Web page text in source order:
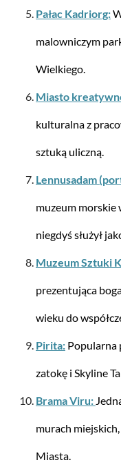
HAPPY
Samsonite
Pałac Kadriorg:
malowniczym
Wielkiego.
Miasto
kulturalna z
sztuką uliczną.
Lennusadam
muzeum morskie
niegdyś służył
Muzeum Sztuki
prezentująca
wieku do
Pirita: Popularna
zatokę i Skyline
Brama Viru:
murach
Miasta.